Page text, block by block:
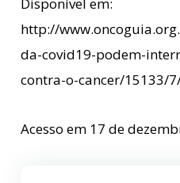
Disponível em:
http://
da-covid19-podem-
contra-o-cancer/15133/
Acesso em 17 de